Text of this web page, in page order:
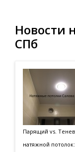
Новости
СПб
Парящий vs.
натяжной потолок: